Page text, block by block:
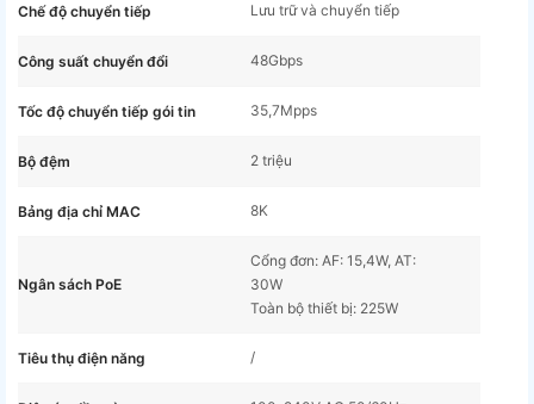
Chế độ chuyển tiếp Lưu trữ và chuyển tiếp
Công suất chuyển đổi 48Gbps
Tốc độ chuyển tiếp gói tin 35,7Mpps
Bộ đệm 2 triệu
Bảng địa chỉ MAC 8K
Ngân sách PoE
Cổng đơn: AF: 15,4W, AT:
30W
Toàn bộ thiết bị: 225W
Tiêu thụ điện năng /